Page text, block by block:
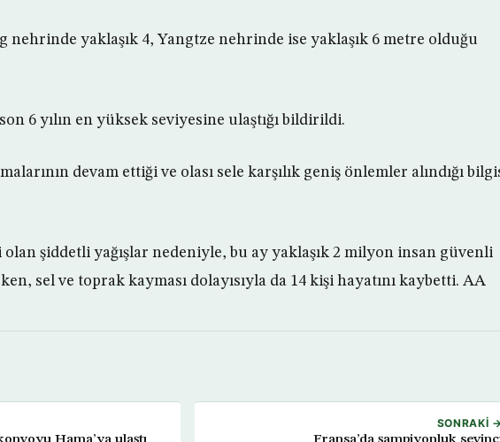
nehrinde yaklaşık 4, Yangtze nehrinde ise yaklaşık 6 metre olduğu
6 yılın en yüksek seviyesine ulaştığı bildirildi.
devam ettiği ve olası sele karşılık geniş önlemler alındığı
şiddetli yağışlar nedeniyle, bu ay yaklaşık 2 milyon insan güvenli
sel ve toprak kayması dolayısıyla da 14 kişi hayatını kaybetti. AA
Hama’ya ulaştı
SONRAKI →
Fransa’da şampiyonluk